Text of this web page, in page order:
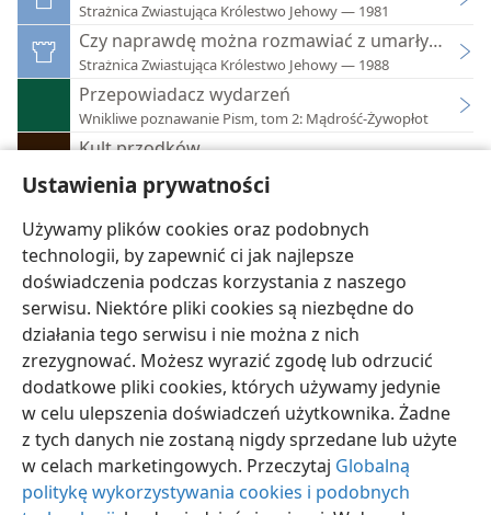
Ustawienia prywatności
Używamy plików cookies oraz podobnych
technologii, by zapewnić ci jak najlepsze
doświadczenia podczas korzystania z naszego
serwisu. Niektóre pliki cookies są niezbędne do
działania tego serwisu i nie można z nich
zrezygnować. Możesz wyrazić zgodę lub odrzucić
dodatkowe pliki cookies, których używamy jedynie
w celu ulepszenia doświadczeń użytkownika. Żadne
z tych danych nie zostaną nigdy sprzedane lub użyte
w celach marketingowych. Przeczytaj Globalną
politykę wykorzystywania cookies i podobnych
Strażnica Zwiastująca Królestwo Jehowy — 1981
Czy naprawdę można rozmawiać z umarłymi?
Strażnica Zwiastująca Królestwo Jehowy — 1988
Przepowiadacz wydarzeń
Wnikliwe poznawanie Pism, tom 2: Mądrość-Żywopłot
Kult przodków
Prowadzenie rozmów na podstawie Pism
Nadzieja
Wnikliwe poznawanie Pism, tom 2: Mądrość-Żywopłot
polski Ustawienia
Copyright© 2026 Watch Tower Bible and Tract Society of Pennsylvania
Warunki użytkowania Polityka prywatności
Ustawienia prywatności
JW.ORG
Zaloguj